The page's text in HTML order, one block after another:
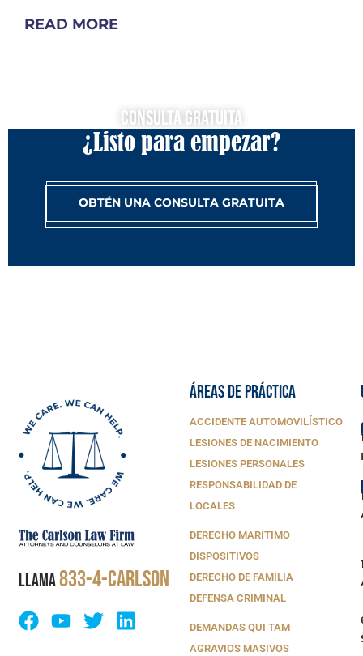
READ MORE
Consulta Gratuita
¿Listo para empezar?
OBTÉN UNA CONSULTA GRATUITA
LLAMA833-4-CARLSON
ÁREAS DE PRÁCTICA
ACCIDENTE AUTOMOVILÍSTICO
LESIONES DE NACIMIENTO
LESIONES PERSONALES
RESPONSABILIDAD DE
LOCALES
DERECHO MARITIMO
DISPOSITIVOS
DERECHO DE FAMILIA
DEFENSA CRIMINAL
DEMANDAS QUI TAM
AGRAVIOS MASIVOS